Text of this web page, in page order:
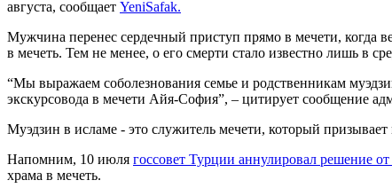
августа, сообщает YeniSafak.
Мужчина перенес сердечный приступ прямо в мечети, когда
в мечеть. Тем не менее, о его смерти стало известно лишь в
“Мы выражаем соболезнования семье и родственникам
экскурсовода в мечети Айя-София”, – цитирует сообщение
Муэдзин в исламе - это служитель мечети, который
Напомним, 10 июля госсовет Турции аннулировал решение от
храма в мечеть.